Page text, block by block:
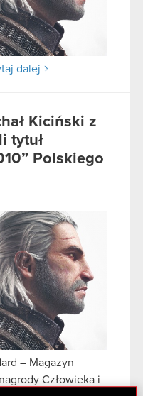
dalej
Kiciński z
tytuł
Polskiego
– Magazyn
Człowieka i